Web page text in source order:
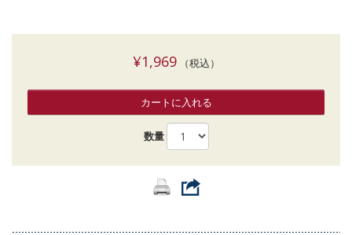
¥1,969（税込）
カートに入れる
数量